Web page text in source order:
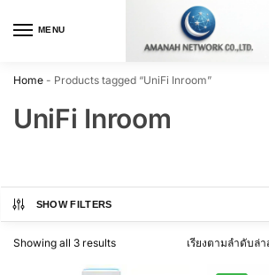
MENU
Home - Products tagged “UniFi Inroom”
UniFi Inroom
SHOW FILTERS
Showing all 3 results